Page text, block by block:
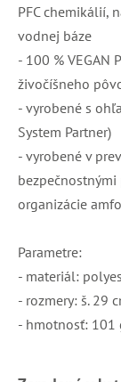
PFC chemikálií,
vodnej báze
- 100 % VEGAN
živočíšneho
- vyrobené s
System Partner)
- vyrobené v
organizácie
Parametre:
- materiál:
- rozmery: š. 29
- hmotnosť: 101